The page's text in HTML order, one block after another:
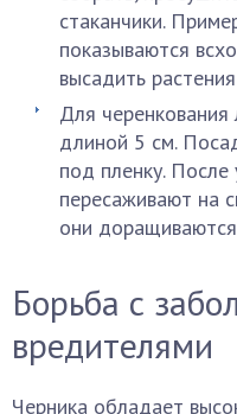
стаканчики.
показываются
высадить
Для
длиной 5 см.
под пленку. После
пересаживают на
они
Борьба с
вредителями
Черника обладает